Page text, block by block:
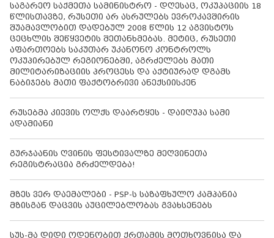
საგარეო საქმეთა სამინისტრო - დღესაც, ოკუპაციის 18
წლისთავზე, რუსეთი არ ასრულებს ევროკავშირის
შუამავლობით დადებულ 2008 წლის 12 აგვისტოს
ცეცხლის შეწყვეტის შეთანხმებას. მეტიც, რუსეთი
აფართოებს საკუთარ უკანონო კონტროლს
ოკუპირებულ რეგიონებში, აგრძელებს მათი
მილიტარიზაციის პროცესს და აქტიურად დგამს
ნაბიჯებს მათი ფაქტობრივი ანექსიისკენ
რუსებმა კიევის ოლქს დაარტყეს - დაიღუპა სამი
ადამიანი
გურჯაანის ღვინის ფესტივალზე მეღვინეთა
რეგისტრაცია გრძელდება!
მზეს ვერ დაემალები - PSP-ს საზაფხულო კამპანია
მზისგან დაცვის აუცილებლობას გვახსენებს
სუს-მა დიდი ოდენობით ქრთამის მოთხოვნისა და